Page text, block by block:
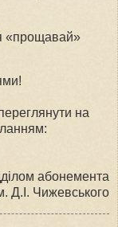
«прощавай»
на
абонемента
Д.І. Чижевського